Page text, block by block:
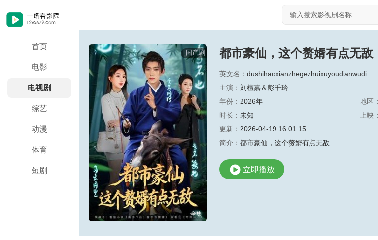
首页
电影
电视剧
综艺
动漫
体育
短剧
国产剧
全集
都市豪仙，这个赘婿有点无敌
英文名： dushihaoxianzhegezhuixuyoudianwudi
主演： 刘檀嘉＆彭千玲
年份： 2026年 地区：
时长： 未知 上映：
更新： 2026-04-19 16:01:15
简介： 都市豪仙，这个赘婿有点无敌
立即播放